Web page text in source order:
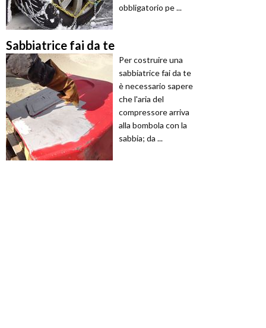
obbligatorio pe ...
Sabbiatrice fai da te
Per costruire una
sabbiatrice fai da te
è necessario sapere
che l'aria del
compressore arriva
alla bombola con la
sabbia; da ...